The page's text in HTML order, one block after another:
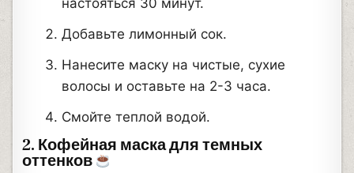
настояться 30 минут.
Добавьте лимонный сок.
Нанесите маску на чистые, сухие
волосы и оставьте на 2-3 часа.
Смойте теплой водой.
2. Кофейная маска для темных
оттенков